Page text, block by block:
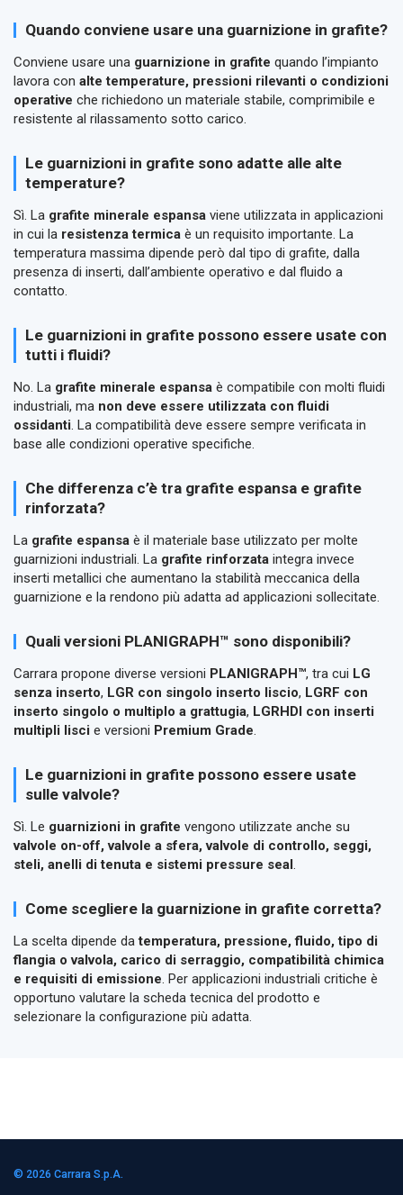
Quando conviene usare una guarnizione in grafite?
Conviene usare una guarnizione in grafite quando l’impianto
lavora con alte temperature, pressioni rilevanti o condizioni
operative che richiedono un materiale stabile, comprimibile e
resistente al rilassamento sotto carico.
Le guarnizioni in grafite sono adatte alle alte
temperature?
Sì. La grafite minerale espansa viene utilizzata in applicazioni
in cui la resistenza termica è un requisito importante. La
temperatura massima dipende però dal tipo di grafite, dalla
presenza di inserti, dall’ambiente operativo e dal fluido a
contatto.
Le guarnizioni in grafite possono essere usate con
tutti i fluidi?
No. La grafite minerale espansa è compatibile con molti fluidi
industriali, ma non deve essere utilizzata con fluidi
ossidanti. La compatibilità deve essere sempre verificata in
base alle condizioni operative specifiche.
Che differenza c’è tra grafite espansa e grafite
rinforzata?
La grafite espansa è il materiale base utilizzato per molte
guarnizioni industriali. La grafite rinforzata integra invece
inserti metallici che aumentano la stabilità meccanica della
guarnizione e la rendono più adatta ad applicazioni sollecitate.
Quali versioni PLANIGRAPH™ sono disponibili?
Carrara propone diverse versioni PLANIGRAPH™, tra cui LG
senza inserto, LGR con singolo inserto liscio, LGRF con
inserto singolo o multiplo a grattugia, LGRHDI con inserti
multipli lisci e versioni Premium Grade.
Le guarnizioni in grafite possono essere usate
sulle valvole?
Sì. Le guarnizioni in grafite vengono utilizzate anche su
valvole on-off, valvole a sfera, valvole di controllo, seggi,
steli, anelli di tenuta e sistemi pressure seal .
Come scegliere la guarnizione in grafite corretta?
La scelta dipende datemperatura, pressione, fluido, tipo di
flangia o valvola, carico di serraggio, compatibilità chimica
e requisiti di emissione. Per applicazioni industriali critiche è
opportuno valutare la scheda tecnica del prodotto e
selezionare la configurazione più adatta.
© 2026 Carrara S.p.A.